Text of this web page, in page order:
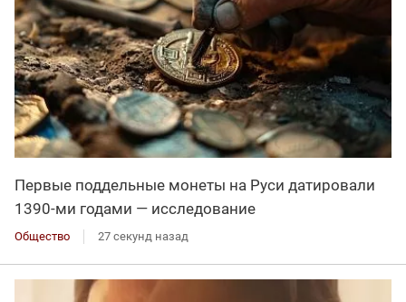
Первые поддельные монеты на Руси датировали
1390-ми годами — исследование
Общество 27 секунд назад